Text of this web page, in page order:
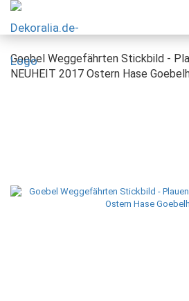
Goebel Weggefährten Stickbild -
NEUHEIT 2017 Ostern Hase